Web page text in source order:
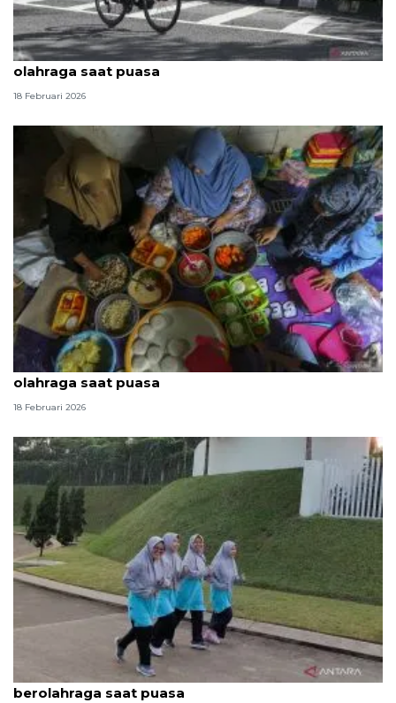
Dokter jelaskan kelompok yang perlu berhati-hati
olahraga saat puasa
18 Februari 2026
Karbohidrat bersifat penting untuk menunjang
olahraga saat puasa
18 Februari 2026
Dokter sarankan waktu yang tepat untuk
berolahraga saat puasa